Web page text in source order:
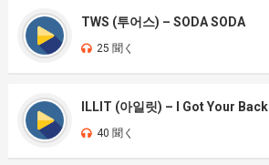
TWS (투어스) – SODA SODA
25 聞く
ILLIT (아일릿) – I Got Your Back
40 聞く